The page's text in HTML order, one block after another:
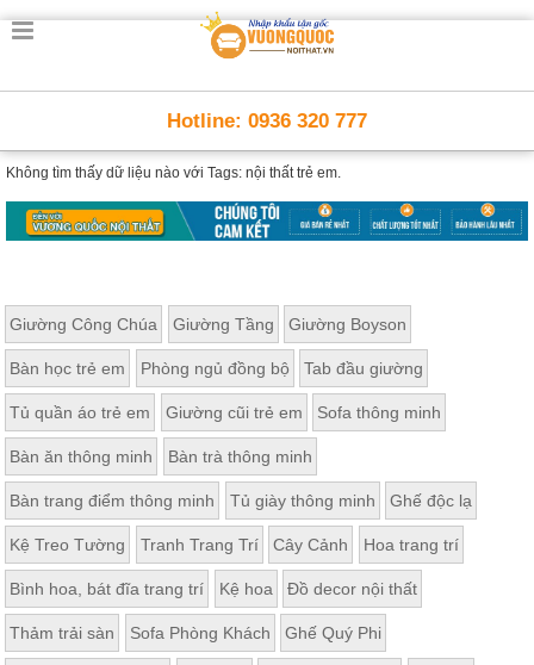
Hotline: 0936 320 777
Không tìm thấy dữ liệu nào với Tags: nội thất trẻ em.
Giường Công Chúa Giường Tầng Giường Boyson
Bàn học trẻ em Phòng ngủ đồng bộ Tab đầu giường
Tủ quần áo trẻ em Giường cũi trẻ em Sofa thông minh
Bàn ăn thông minh Bàn trà thông minh
Bàn trang điểm thông minh Tủ giày thông minh Ghế độc lạ
Kệ Treo Tường Tranh Trang Trí Cây Cảnh Hoa trang trí
Bình hoa, bát đĩa trang trí Kệ hoa Đồ decor nội thất
Thảm trải sàn Sofa Phòng Khách Ghế Quý Phi